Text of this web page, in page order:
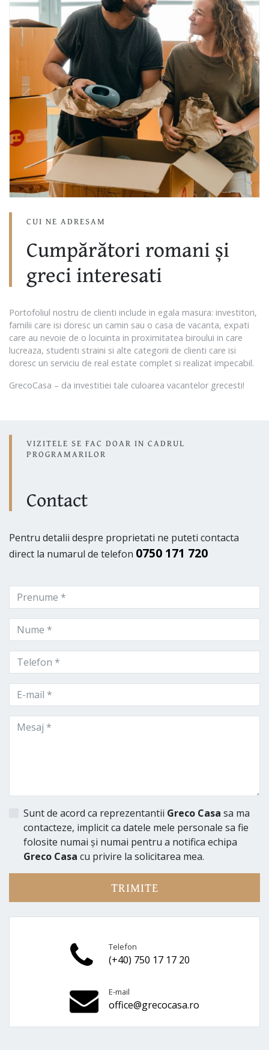
CUI NE ADRESAM
Cumpărători romani și
greci interesati
Portofoliul nostru de clienti include in egala masura: investitori,
familii care isi doresc un camin sau o casa de vacanta, expati
care au nevoie de o locuinta in proximitatea biroului in care
lucreaza, studenti straini si alte categorii de clienti care isi
doresc un serviciu de real estate complet si realizat impecabil.
GrecoCasa – da investitiei tale culoarea vacantelor grecesti!
VIZITELE SE FAC DOAR IN CADRUL
PROGRAMARILOR
Contact
Pentru detalii despre proprietati ne puteti contacta
direct la numarul de telefon 0750 171 720
Sunt de acord ca reprezentantii Greco Casa sa ma
contacteze, implicit ca datele mele personale sa fie
folosite numai și numai pentru a notifica echipa
Greco Casa cu privire la solicitarea mea.
TRIMITE
Telefon
(+40) 750 17 17 20
E-mail
office@grecocasa.ro